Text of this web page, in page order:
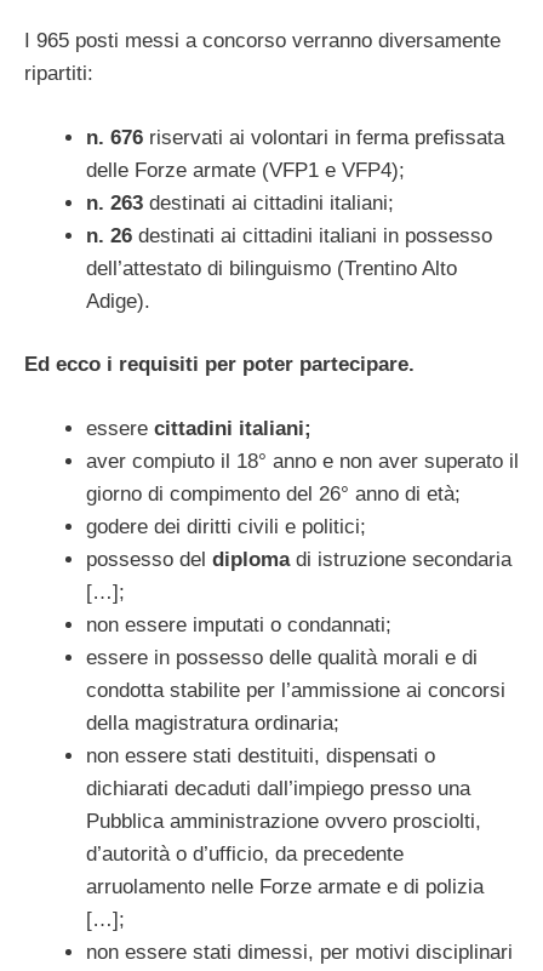
I 965 posti messi a concorso verranno diversamente
ripartiti:
n. 676 riservati ai volontari in ferma prefissata
delle Forze armate (VFP1 e VFP4);
n. 263 destinati ai cittadini italiani;
n. 26 destinati ai cittadini italiani in possesso
dell’attestato di bilinguismo (Trentino Alto
Adige).
Ed ecco i requisiti per poter partecipare.
essere cittadini italiani;
aver compiuto il 18° anno e non aver superato il
giorno di compimento del 26° anno di età;
godere dei diritti civili e politici;
possesso del diplomadi istruzione secondaria
[…];
non essere imputati o condannati;
essere in possesso delle qualità morali e di
condotta stabilite per l’ammissione ai concorsi
della magistratura ordinaria;
non essere stati destituiti, dispensati o
dichiarati decaduti dall’impiego presso una
Pubblica amministrazione ovvero prosciolti,
d’autorità o d’ufficio, da precedente
arruolamento nelle Forze armate e di polizia
[…];
non essere stati dimessi, per motivi disciplinari